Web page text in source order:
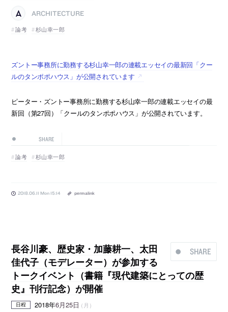
ARCHITECTURE
論考
杉山幸一郎
ズントー事務所に勤務する杉山幸一郎の連載エッセイの最新回「クー
ルのタンポポハウス」が公開されています
ピーター・ズントー事務所に勤務する杉山幸一郎の連載エッセイの最
新回（第27回）「クールのタンポポハウス」が公開されています。
SHARE
論考 杉山幸一郎
2018.06.11 Mon 15:14 permalink
SHARE
長谷川豪、歴史家・加藤耕一、太田
佳代子（モデレーター）が参加する
トークイベント（書籍『現代建築にとっての歴
史』刊行記念）が開催
日程 2018年6月25日（月）